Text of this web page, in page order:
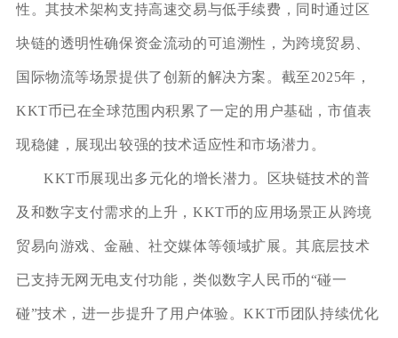
性。其技术架构支持高速交易与低手续费，同时通过区
块链的透明性确保资金流动的可追溯性，为跨境贸易、
国际物流等场景提供了创新的解决方案。截至2025年，
KKT币已在全球范围内积累了一定的用户基础，市值表
现稳健，展现出较强的技术适应性和市场潜力。
KKT币展现出多元化的增长潜力。区块链技术的普
及和数字支付需求的上升，KKT币的应用场景正从跨境
贸易向游戏、金融、社交媒体等领域扩展。其底层技术
已支持无网无电支付功能，类似数字人民币的“碰一
碰”技术，进一步提升了用户体验。KKT币团队持续优化